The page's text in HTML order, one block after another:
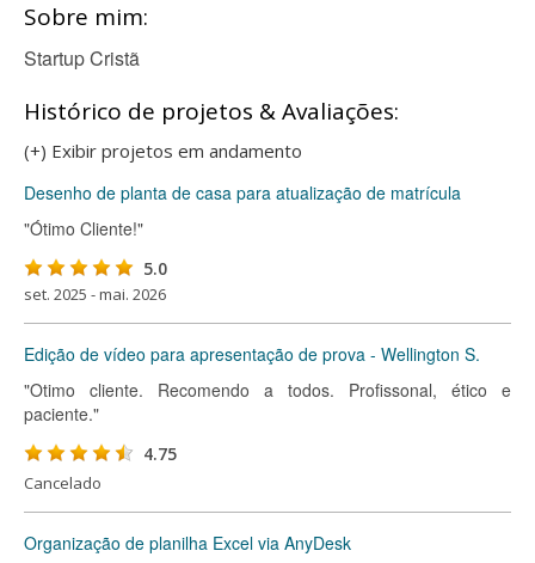
Sobre mim:
Startup Cristã
Histórico de projetos & Avaliações:
(+) Exibir projetos em andamento
Desenho de planta de casa para atualização de matrícula
"Ótimo Cliente!"
5.0
set. 2025 - mai. 2026
Edição de vídeo para apresentação de prova - Wellington S.
"Otimo cliente. Recomendo a todos. Profissonal, ético e
paciente."
4.75
Cancelado
Organização de planilha Excel via AnyDesk